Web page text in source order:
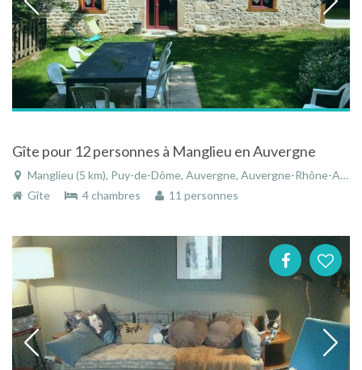
Gîte pour 12 personnes à Manglieu en Auvergne
Manglieu (5 km), Puy-de-Dôme, Auvergne, Auvergne-Rhône-Alpes, France
Gîte
4 chambres 11 personnes